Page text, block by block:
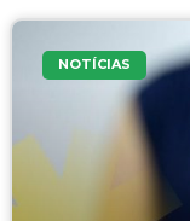
NOTÍCIAS